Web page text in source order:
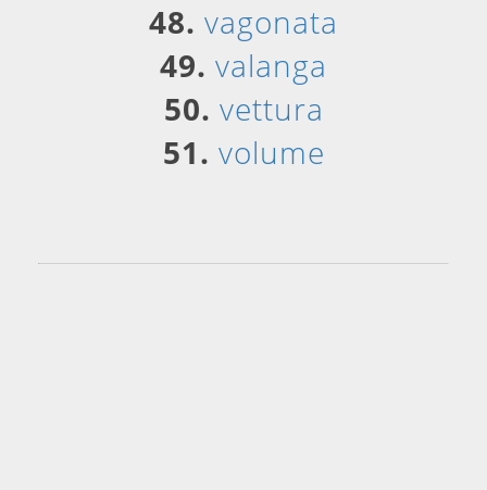
48. vagonata
49. valanga
50. vettura
51. volume